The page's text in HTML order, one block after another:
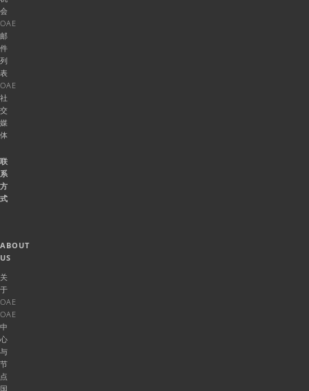
会
OAE
邮
件
列
表
OAE
社
交
媒
体
联
系
方
式
ABOUT
US
关
于
OAE
OAE
中
心
与
节
点
国